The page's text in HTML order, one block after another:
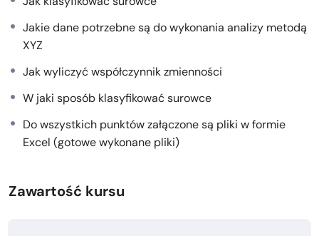
Monitorowanie poziomu zapasów:
Regularne
sprawdzanie ilości dostępnych zapasów, aby unikać
Analiza ABC:Metoda klasyfikacji zapasów na
podstawie ich wartości i wpływu na ogólną
działalność przedsiębiorstwa. Produkty są dzielone
na trzy kategorie:
A:Najbardziej wartościowe produkty, które
C:Produkty o najmniejszej wartości.
Analiza metodą XYZ, podobnie jak analiza ABC, jest
Jakie dane potrzebne są do wykonania analizy metodą
XYZ
Jak wyliczyć współczynnik zmienności
W jaki sposób klasyfikować surowce
Do wszystkich punktów załączone są pliki w formie
Excel (gotowe wykonane pliki)
Zawartość kursu